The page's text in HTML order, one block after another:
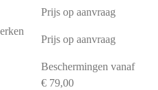
Prijs op aanvraag
Prijs op aanvraag
Beschermingen vanaf
€ 79,00